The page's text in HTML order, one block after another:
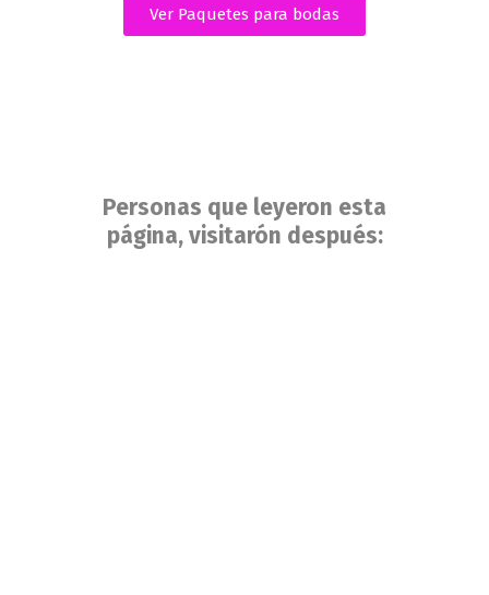
Ver Paquetes para bodas
Personas que leyeron esta
página, visitarón después: